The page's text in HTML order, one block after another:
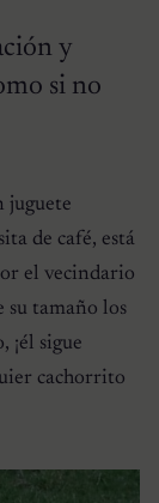
y
si no
juguete
de café, está
el vecindario
su tamaño los
¡él sigue
cachorrito